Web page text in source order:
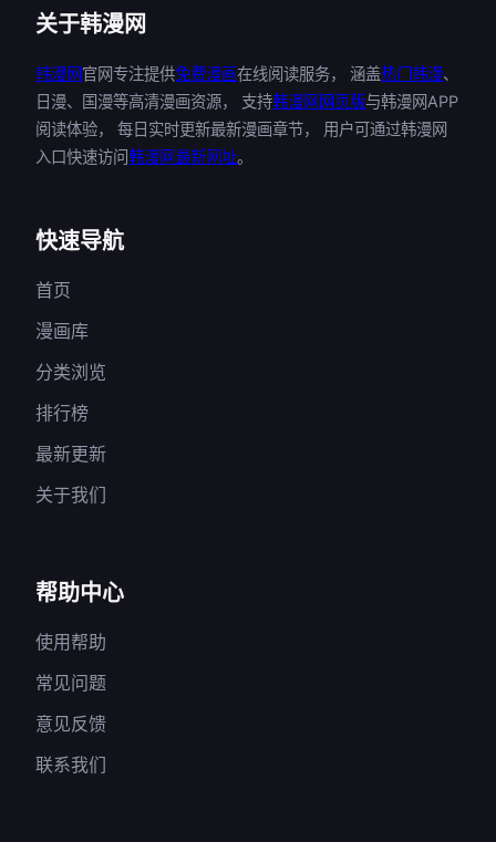
关于韩漫网
韩漫网官网专注提供免费漫画在线阅读服务， 涵盖热门韩漫、
日漫、国漫等高清漫画资源， 支持韩漫网网页版与韩漫网APP
阅读体验， 每日实时更新最新漫画章节， 用户可通过韩漫网
入口快速访问韩漫网最新网址。
快速导航
首页
漫画库
分类浏览
排行榜
最新更新
关于我们
帮助中心
使用帮助
常见问题
意见反馈
联系我们